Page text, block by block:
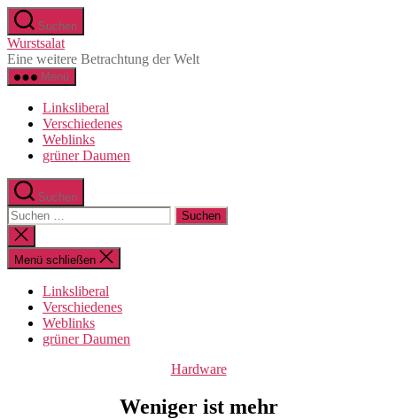
Direkt
zum
Inhalt
wechseln
Suchen
Wurstsalat
Eine weitere Betrachtung der Welt
Menü
Linksliberal
Verschiedenes
Weblinks
grüner Daumen
Suchen
Suche
nach:
Suche
schließen
Menü schließen
Linksliberal
Verschiedenes
Weblinks
grüner Daumen
Kategorien
Hardware
Weniger ist mehr